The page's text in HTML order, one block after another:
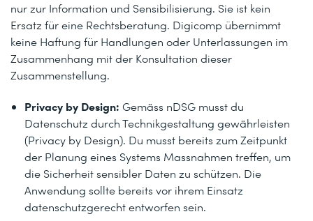
nur zur Information und Sensibilisierung. Sie ist kein
Ersatz für eine Rechtsberatung. Digicomp übernimmt
keine Haftung für Handlungen oder Unterlassungen im
Zusammenhang mit der Konsultation dieser
Zusammenstellung.
Privacy by Design: Gemäss nDSG musst du
Datenschutz durch Technikgestaltung gewährleisten
(Privacy by Design). Du musst bereits zum Zeitpunkt
der Planung eines Systems Massnahmen treffen, um
die Sicherheit sensibler Daten zu schützen. Die
Anwendung sollte bereits vor ihrem Einsatz
datenschutzgerecht entworfen sein.